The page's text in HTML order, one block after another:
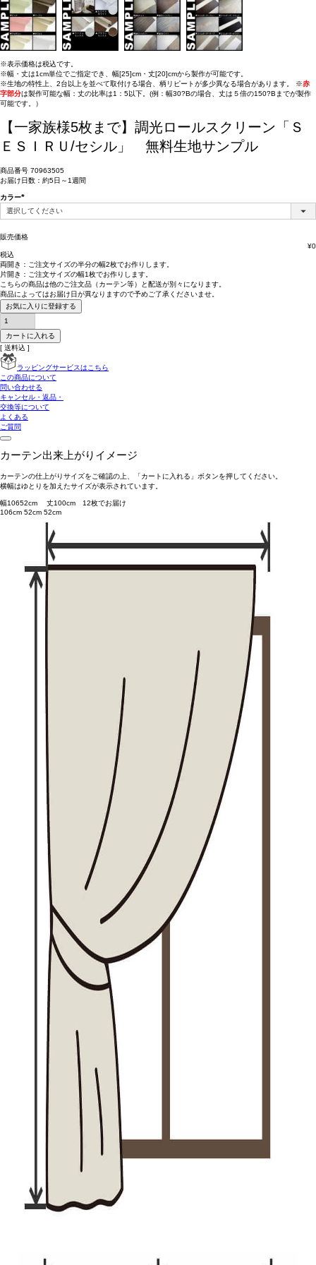
※表示価格は税込です。
※幅・丈は1cm単位でご指定でき、幅[25]cm・丈[20]cmから製作が可能です。
※生地の特性上、2台以上を並べて取付ける場合、柄リピートが多少異なる場合があります。 ※赤
字部分は製作可能な幅：丈の比率は1：5以下。(例：幅30?Bの場合、丈は５倍の150?Bまでが製作
可能です。）
【一家族様5枚まで】調光ロールスクリーン「Ｓ
ＥＳＩＲＵ/セシル」 無料生地サンプル
商品番号 70963505
お届け日数：約5日～1週間
カラー
(必
須)
販売価格
¥0
税込
両開き： ご注文サイズの半分の幅2枚でお作りします。
片開き： ご注文サイズの幅1枚でお作りします。
こちらの商品は他のご注文品（カーテン等）と配送が別々 になります。
商品によってはお届け日が異なりますので予めご了承くださいませ。
お気に入りに登録する
カートに入れる
送料込
ラッピングサービスはこちら
この商品について
問い合わせる
キャンセル・返品・
交換等について
よくある
ご質問
カーテン出来上がりイメージ
カーテンの仕上がりサイズをご確認の上、「カートに入れる」ボタンを押してください。
横幅はゆとりを加えたサイズが表示されています。
幅10652cm 丈100cm 12枚でお届け
106cm 52cm 52cm